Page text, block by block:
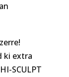
ki extra
SCULPT